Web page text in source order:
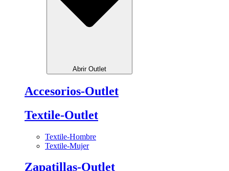
Abrir Outlet
Accesorios-Outlet
Textile-Outlet
Textile-Hombre
Textile-Mujer
Zapatillas-Outlet